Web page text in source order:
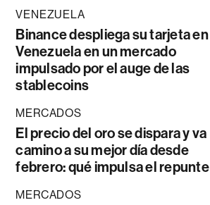
VENEZUELA
Binance despliega su tarjeta en
Venezuela en un mercado
impulsado por el auge de las
stablecoins
MERCADOS
El precio del oro se dispara y va
camino a su mejor día desde
febrero: qué impulsa el repunte
MERCADOS